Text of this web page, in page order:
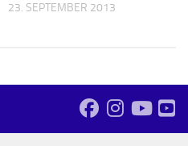
23. SEPTEMBER 2013